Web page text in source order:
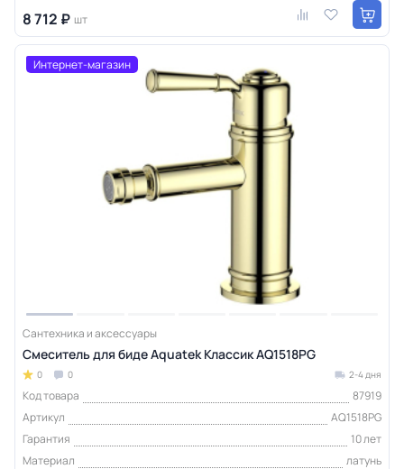
8 712 ₽ шт
Интернет-магазин
Сантехника и аксессуары
Смеситель для биде Aquatek Классик AQ1518PG
0 0 2-4 дня
Код товара
87919
Артикул
AQ1518PG
Гарантия
10 лет
Материал
латунь